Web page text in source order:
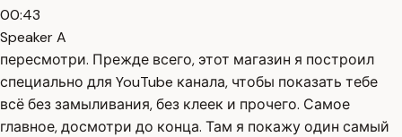
00:43
Speaker A
пересмотри. Прежде всего, этот магазин я построил
специально для YouTube канала, чтобы показать тебе
всё без замыливания, без клеек и прочего. Самое
главное, досмотри до конца. Там я покажу один самый